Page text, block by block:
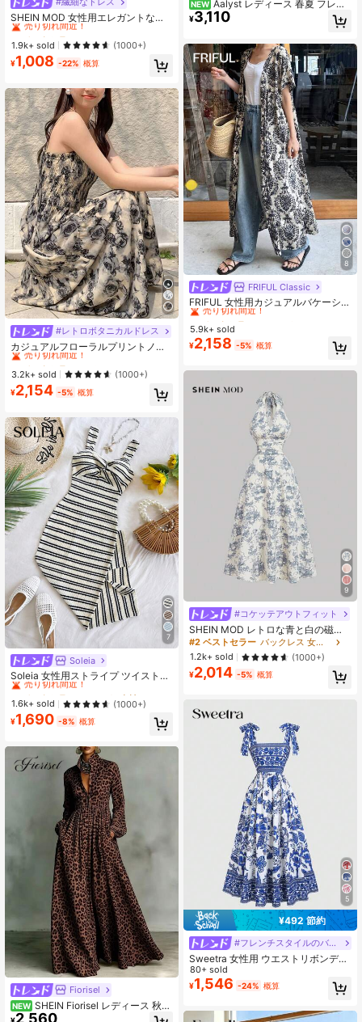
SHEIN MOD 女性用エレガントな花
柄ノースリーブドレス、夏用
売り切れ間近！
#1 ベストセラー
売り切れ間近！
#1 ベストセラー
売り切れ間近！
#1 ベストセラー
に マルチカラー 床まで届く丈のドレス
1.9k+ sold (1000+)
¥1,008 -22% 概算
#レトロボタニカルドレス
カジュアルフローラルプリントノー
スリーブウエストスリップドレス、
夏のバケーション、エレガント
#1 ベストセラー
に クリスクロス 女性のドレス
売り切れ間近！
#1 ベストセラー
売り切れ間近！
#1 ベストセラー
売り切れ間近！
#1 ベストセラー
3.2k+ sold (1000+)
¥2,154 -5% 概算
7
Soleia
Soleia 女性用ストライプ ツイストデ
ザイン フィッテッド カジュアル 太
めストラップ ミドル丈ドレス
#1 ベストセラー
売り切れ間近！
#1 ベストセラー
売り切れ間近！
#1 ベストセラー
売り切れ間近！
#1 ベストセラー
1.6k+ sold (1000+)
¥1,690 -8% 概算
Fiorisel
NEW SHEIN Fiorisel レディース 秋冬
新作 ヴィンテージ エレガント レオ
¥2,560
NEW Aalyst レディース 春夏 フレン
チエレガント ラグジュアリー ミニマ
ル ハイエンドデザイン カジュアル
勤 オールドマネースタイル 快適 無
地 コットン混紡生地 シャツカラー V
ネック ウエストPUメタルバックルベ
ルト バックゴムウエスト Aライン ポ
ケット付き 長袖 ロングワンピース
¥3,110
8
FRIFUL Classic
FRIFUL 女性用カジュアルバケーショ
ン オールオーバープリントワンピー
ス ボヘミアン
#1 ベストセラー
に フラウンス 女性のドレス
売り切れ間近！
#1 ベストセラー
売り切れ間近！
#1 ベストセラー
売り切れ間近！
#1 ベストセラー
5.9k+ sold
¥2,158 -5% 概算
9
#コケッテアウトフィット
SHEIN MOD レトロな青と白の磁器
プリントワンピース、ロング青花柄
ドレス、秋のドレス、ブランチドレ
ス、ホルターネックドレス、カジュ
アルドレス、ミルクメイドドレス
#2 ベストセラー
バックレス 女性のミディドレス
1.2k+ sold
(1000+)
¥2,014 -5% 概算
5
¥492 節約
#フレンチスタイルのバケーションドレス
Sweetra 女性用 ウエストリボンディ
ジーフローラルミニドレス、ビンテ
ージ風 袖なし エレガントパーティー
夏ドレス、赤 贅沢シックボディコン
80+ sold
¥1,546 -24% 概算